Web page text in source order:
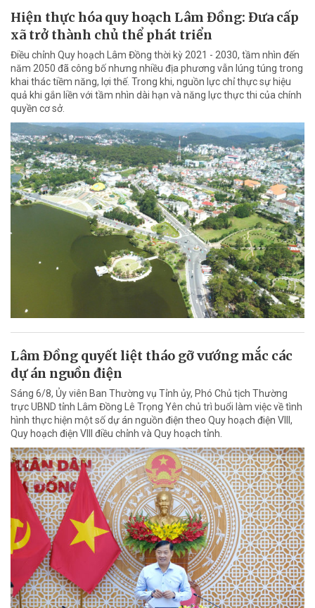
Hiện thực hóa quy hoạch Lâm Đồng: Đưa cấp
xã trở thành chủ thể phát triển
Điều chỉnh Quy hoạch Lâm Đồng thời kỳ 2021 - 2030, tầm nhìn đến
năm 2050 đã công bố nhưng nhiều địa phương vẫn lúng túng trong
khai thác tiềm năng, lợi thế. Trong khi, nguồn lực chỉ thực sự hiệu
quả khi gắn liền với tầm nhìn dài hạn và năng lực thực thi của chính
quyền cơ sở.
Lâm Đồng quyết liệt tháo gỡ vướng mắc các
dự án nguồn điện
Sáng 6/8, Ủy viên Ban Thường vụ Tỉnh ủy, Phó Chủ tịch Thường
trực UBND tỉnh Lâm Đồng Lê Trọng Yên chủ trì buổi làm việc về tình
hình thực hiện một số dự án nguồn điện theo Quy hoạch điện VIII,
Quy hoạch điện VIII điều chỉnh và Quy hoạch tỉnh.